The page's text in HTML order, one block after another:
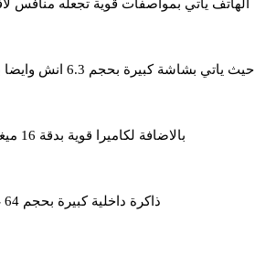
الهاتف ياتي بمواصفات قوية تجعله منافس
حيث ياتي بشاشة كبيرة بحجم 6.3 انش وايضا بميزة الشحن السريع
بالاضافة لكاميرا قوية بدقة 16 ميغا بيكسل
ذاكرة داخلية كبيرة بحجم 64 غيغا